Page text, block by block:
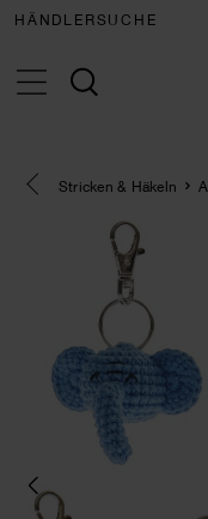
HÄNDLERSUCHE
Eine Kategorie
Stricken & Häkeln